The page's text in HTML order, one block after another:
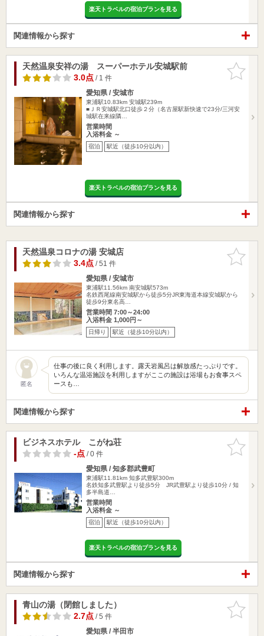
楽天トラベルの宿泊プランを見る
関連情報から探す
お気に入
りに追加
天然温泉安祥の湯 スーパーホテル安城駅前
3.0点/ 1 件
愛知県 / 安城市
東浦駅10.83km 安城駅239m
■ＪＲ安城駅北口徒歩２分（名古屋駅新快速で23分/三河安
城駅在来線隣…
営業時間
入浴料金 ～
宿泊 駅近（徒歩10分以内）
楽天トラベルの宿泊プランを見る
関連情報から探す
お気に入
りに追加
天然温泉コロナの湯 安城店
3.4点/ 51 件
愛知県 / 安城市
東浦駅11.56km 南安城駅573m
名鉄西尾線南安城駅から徒歩5分JR東海道本線安城駅から
徒歩9分東名高…
営業時間 7:00～24:00
入浴料金 1,000円～
日帰り 駅近（徒歩10分以内）
匿名
仕事の後に良く利用します。露天岩風呂は解放感たっぷりです。
いろんな温浴施設を利用しますがここの施設は浴場もお食事スペ
ースも…
関連情報から探す
お気に入
りに追加
ビジネスホテル こがね荘
-点/ 0 件
愛知県 / 知多郡武豊町
東浦駅11.81km 知多武豊駅300m
名鉄知多武豊駅より徒歩5分 JR武豊駅より徒歩10分 / 知
多半島道…
営業時間
入浴料金 ～
宿泊 駅近（徒歩10分以内）
楽天トラベルの宿泊プランを見る
関連情報から探す
お気に入
りに追加
青山の湯（閉館しました）
2.7点/ 5 件
愛知県 / 半田市